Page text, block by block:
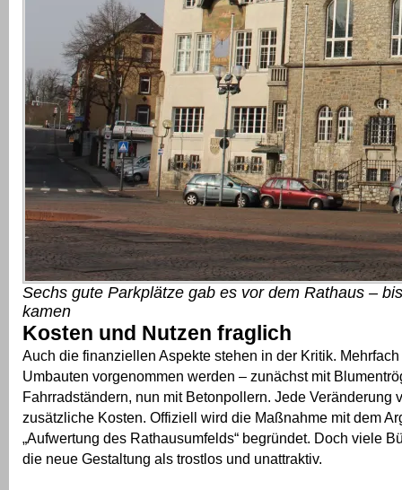
Sechs gute Parkplätze gab es vor dem Rathaus –
kamen
Kosten und Nutzen fraglich
Auch die finanziellen Aspekte stehen in der Kritik.
Umbauten vorgenommen werden – zunächst mit
Fahrradständern, nun mit Betonpollern. Jede Veränderung
zusätzliche Kosten. Offiziell wird die Maßnahme mit dem
„Aufwertung des Rathausumfelds“ begründet. Doch viele
die neue Gestaltung als trostlos und unattraktiv.